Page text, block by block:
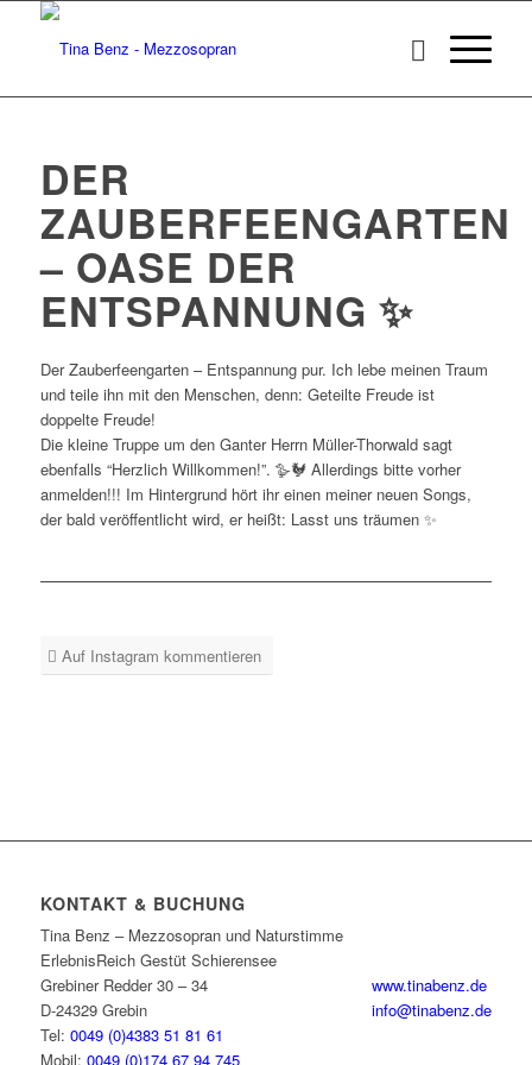
DER
ZAUBERFEENGARTEN
– OASE DER
ENTSPANNUNG ✨
Der Zauberfeengarten – Entspannung pur. Ich lebe meinen Traum
und teile ihn mit den Menschen, denn: Geteilte Freude ist
doppelte Freude!
Die kleine Truppe um den Ganter Herrn Müller-Thorwald sagt
ebenfalls “Herzlich Willkommen!”. 🪿🐓 Allerdings bitte vorher
anmelden!!! Im Hintergrund hört ihr einen meiner neuen Songs,
der bald veröffentlicht wird, er heißt: Lasst uns träumen ✨
Auf Instagram kommentieren
KONTAKT & BUCHUNG
Tina Benz – Mezzosopran und Naturstimme
ErlebnisReich Gestüt Schierensee
Grebiner Redder 30 – 34
D-24329 Grebin
www.tinabenz.de
info@tinabenz.de
Tel: 0049 (0)4383 51 81 61
Mobil: 0049 (0)174 67 94 745